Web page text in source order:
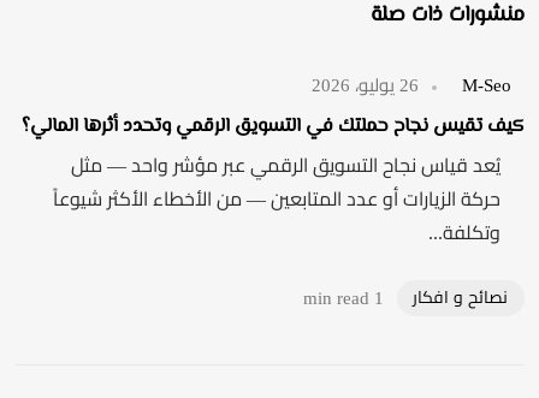
منشورات ذات صلة
M-Seo 26 يوليو، 2026
كيف تقيس نجاح حملتك في التسويق الرقمي وتحدد أثرها المالي؟
يُعد قياس نجاح التسويق الرقمي عبر مؤشر واحد — مثل
حركة الزيارات أو عدد المتابعين — من الأخطاء الأكثر شيوعاً
وتكلفة...
نصائح و افكار 1 min read